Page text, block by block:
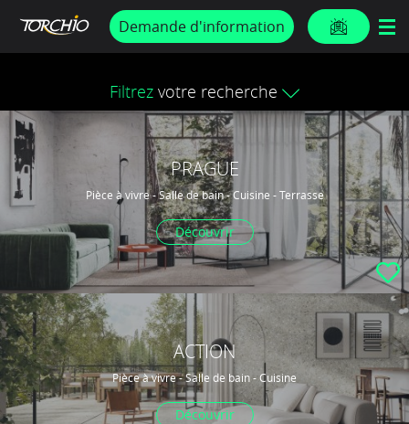
PROMOS & ACTUSDemande d'information
Filtrez votre recherche
PRAGUE
Pièce à vivre - Salle de bain - Cuisine - Terrasse
Découvrir
ACTION
Pièce à vivre - Salle de bain - Cuisine
Découvrir